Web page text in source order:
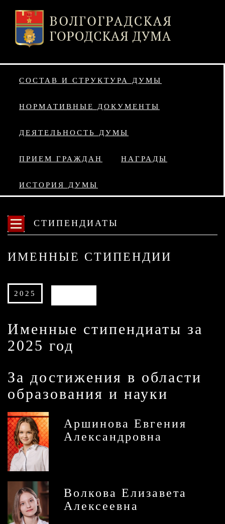
СОСТАВ И СТРУКТУРА ДУМЫ
НОРМАТИВНЫЕ ДОКУМЕНТЫ
ДЕЯТЕЛЬНОСТЬ ДУМЫ
ПРИЕМ ГРАЖДАН НАГРАДЫ
ИСТОРИЯ ДУМЫ
СТИПЕНДИАТЫ
ИМЕННЫЕ СТИПЕНДИИ
2025
Именные стипендиаты за
2025 год
За достижения в области
образования и науки
Аршинова Евгения
Александровна
Волкова Елизавета
Алексеевна